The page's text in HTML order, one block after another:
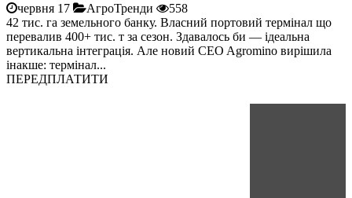
червня 17 АгроТренди
558
42 тис. га земельного банку. Власний портовий термінал що
перевалив 400+ тис. т за сезон. Здавалось би — ідеальна
вертикальна інтеграція. Але новий CEO Agromino вирішила
інакше: термінал...
ПЕРЕДПЛАТИТИ